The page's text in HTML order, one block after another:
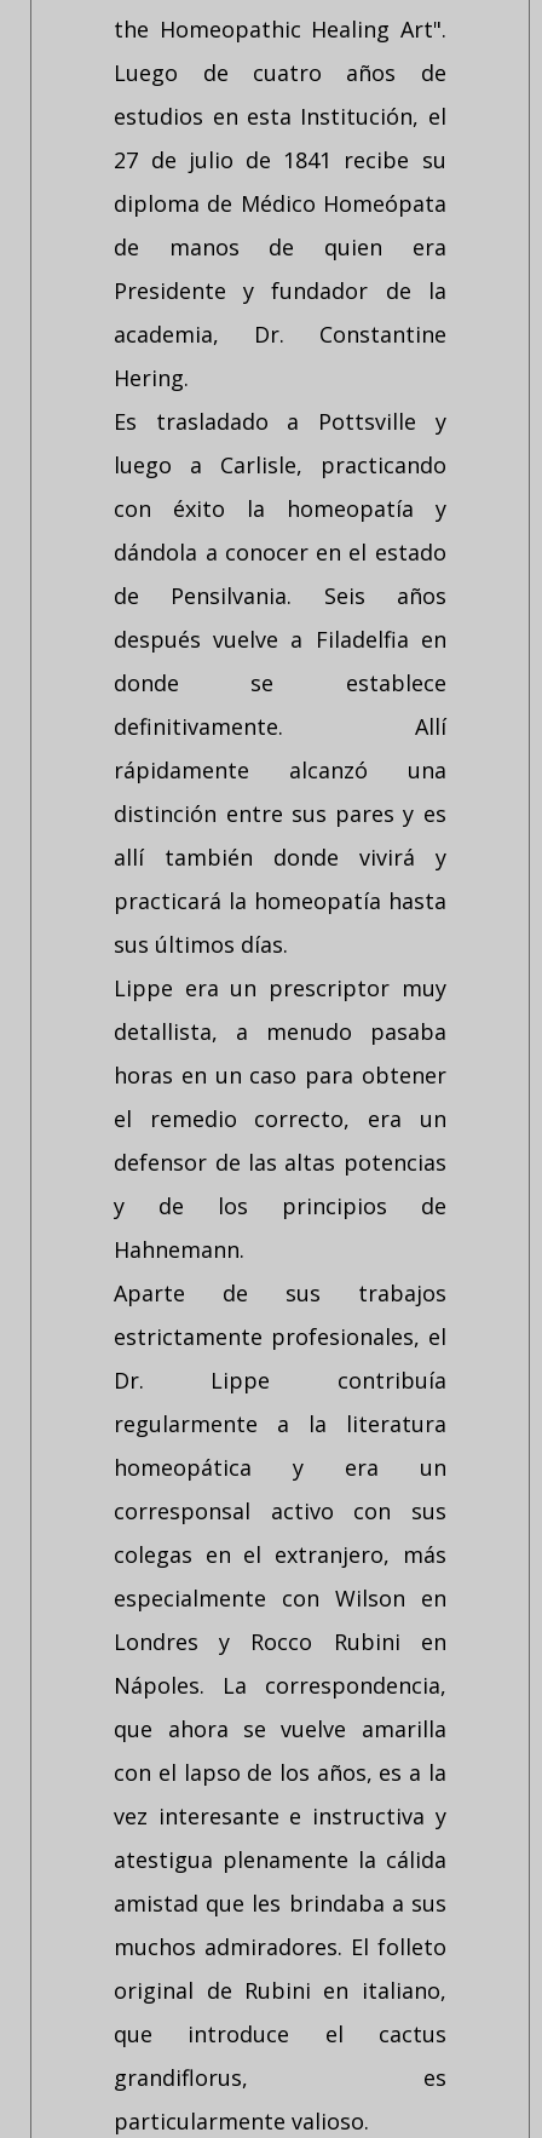
the Homeopathic Healing Art".
Luego de cuatro años de
estudios en esta Institución, el
27 de julio de 1841 recibe su
diploma de Médico Homeópata
de manos de quien era
Presidente y fundador de la
academia, Dr. Constantine
Hering.
Es trasladado a Pottsville y
luego a Carlisle, practicando
con éxito la homeopatía y
dándola a conocer en el estado
de Pensilvania. Seis años
después vuelve a Filadelfia en
donde se establece
definitivamente. Allí
rápidamente alcanzó una
distinción entre sus pares y es
allí también donde vivirá y
practicará la homeopatía hasta
sus últimos días.
Lippe era un prescriptor muy
detallista, a menudo pasaba
horas en un caso para obtener
el remedio correcto, era un
defensor de las altas potencias
y de los principios de
Hahnemann.
Aparte de sus trabajos
estrictamente profesionales, el
Dr. Lippe contribuía
regularmente a la literatura
homeopática y era un
corresponsal activo con sus
colegas en el extranjero, más
especialmente con Wilson en
Londres y Rocco Rubini en
Nápoles. La correspondencia,
que ahora se vuelve amarilla
con el lapso de los años, es a la
vez interesante e instructiva y
atestigua plenamente la cálida
amistad que les brindaba a sus
muchos admiradores. El folleto
original de Rubini en italiano,
que introduce el cactus
grandiflorus, es
particularmente valioso.